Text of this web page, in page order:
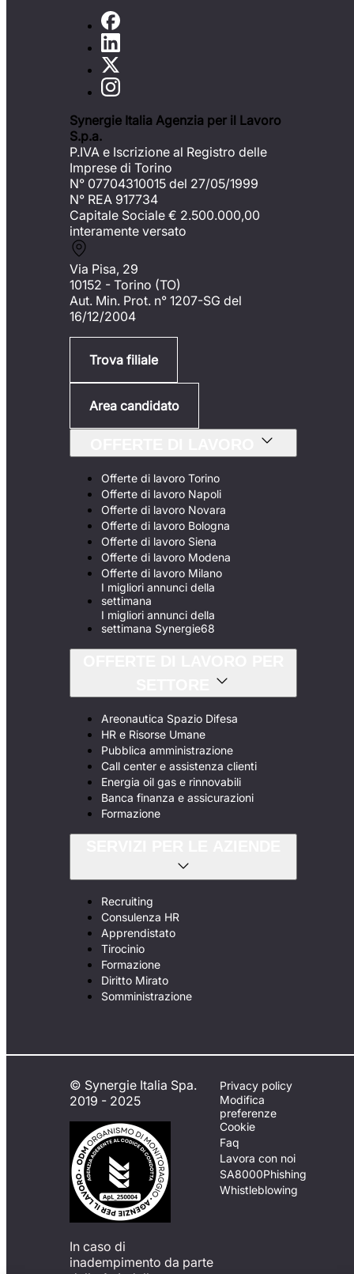
Synergie Italia Agenzia per il Lavoro
S.p.a.
P.IVA e Iscrizione al Registro delle
Imprese di Torino
N° 07704310015 del 27/05/1999
N° REA 917734
Capitale Sociale € 2.500.000,00
interamente versato
Via Pisa, 29
10152 - Torino (TO)
Aut. Min. Prot. n° 1207-SG del
16/12/2004
Trova filiale
Area candidato
Offerte di lavoro Torino
Offerte di lavoro Napoli
Offerte di lavoro Novara
Offerte di lavoro Bologna
Offerte di lavoro Siena
Offerte di lavoro Modena
Offerte di lavoro Milano
I migliori annunci della
settimana
I migliori annunci della
settimana Synergie68
Areonautica Spazio Difesa
HR e Risorse Umane
Pubblica amministrazione
Call center e assistenza clienti
Energia oil gas e rinnovabili
Banca finanza e assicurazioni
Formazione
Recruiting
Consulenza HR
Apprendistato
Tirocinio
Formazione
Diritto Mirato
Somministrazione
© Synergie Italia Spa.
2019 - 2025
In caso di
inadempimento da parte
Privacy policy
Modifica
preferenze
Cookie
Faq
Lavora con noi
SA8000Phishing
Whistleblowing